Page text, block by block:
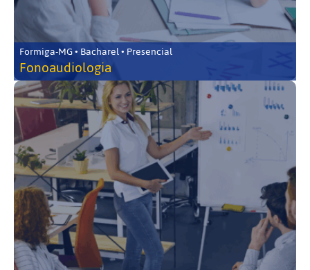
Formiga-MG • Bacharel • Presencial
Fonoaudiologia